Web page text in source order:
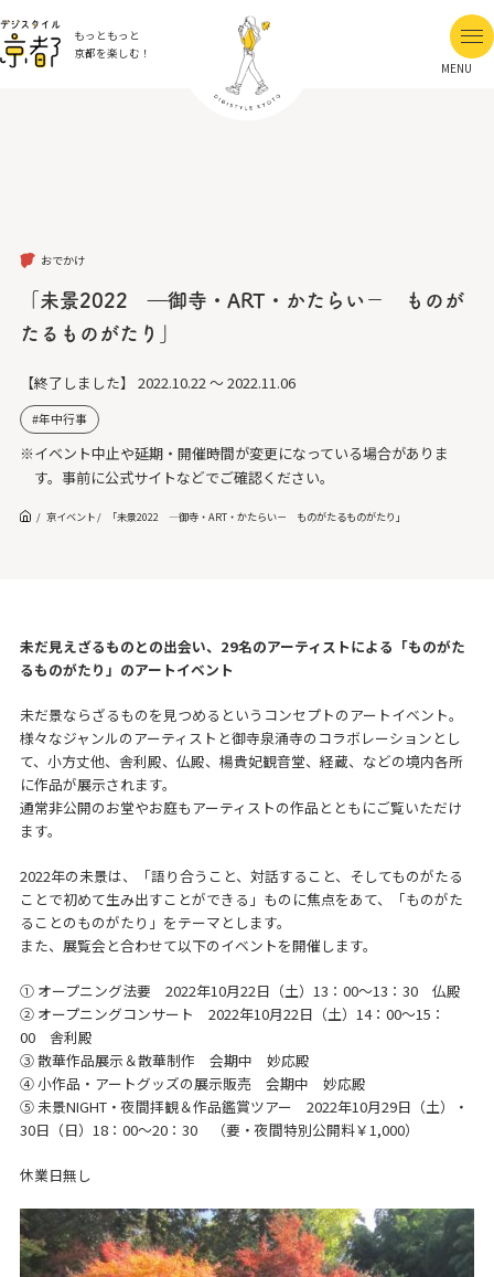
もっともっと
京都を楽しむ！
MENU
おでかけ
「未景2022 ―御寺・ART・かたらい－ ものが
たるものがたり」
【終了しました】 2022.10.22 ～ 2022.11.06
年中行事
※イベント中止や延期・開催時間が変更になっている場合がありま
す。事前に公式サイトなどでご確認ください。
京イベント 「未景2022 ―御寺・ART・かたらい－ ものがたるものがたり」
未だ見えざるものとの出会い、29名のアーティストによる「ものがた
るものがたり」のアートイベント
未だ景ならざるものを見つめるというコンセプトのアートイベント。
様々なジャンルのアーティストと御寺泉涌寺のコラボレーションとし
て、小方丈他、舎利殿、仏殿、楊貴妃観音堂、経蔵、などの境内各所
に作品が展示されます。
通常非公開のお堂やお庭もアーティストの作品とともにご覧いただけ
ます。
2022年の未景は、「語り合うこと、対話すること、そしてものがたる
ことで初めて生み出すことができる」ものに焦点をあて、「ものがた
ることのものがたり」をテーマとします。
また、展覧会と合わせて以下のイベントを開催します。
① オープニング法要 2022年10月22日（土）13：00～13：30 仏殿
② オープニングコンサート 2022年10月22日（土）14：00～15：
00 舎利殿
③ 散華作品展示＆散華制作 会期中 妙応殿
④ 小作品・アートグッズの展示販売 会期中 妙応殿
⑤ 未景NIGHT・夜間拝観＆作品鑑賞ツアー 2022年10月29日（土）・
30日（日）18：00～20：30 （要・夜間特別公開料￥1,000）
休業日無し